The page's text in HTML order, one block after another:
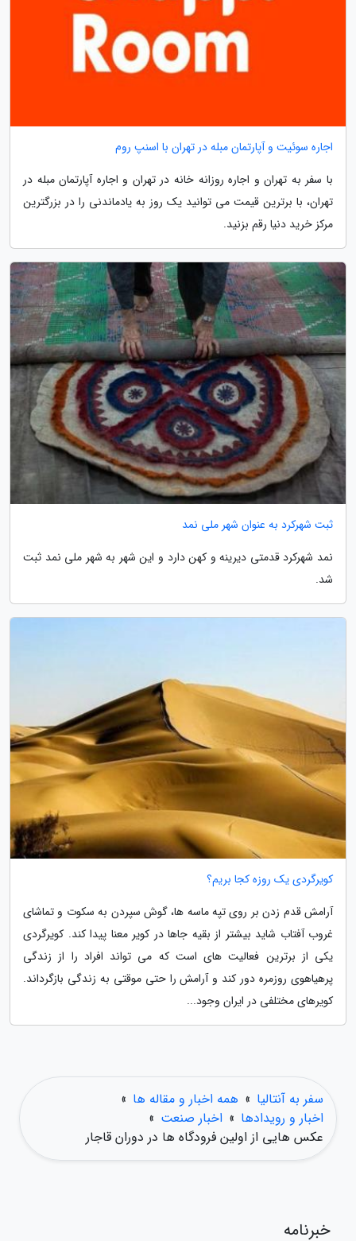
اجاره سوئیت و آپارتمان مبله در تهران با اسنپ روم
با سفر به تهران و اجاره روزانه خانه در تهران و اجاره آپارتمان مبله در
تهران، با برترین قیمت می توانید یک روز به یادماندنی را در بزرگترین
مرکز خرید دنیا رقم بزنید.
ثبت شهرکرد به عنوان شهر ملی نمد
نمد شهرکرد قدمتی دیرینه و کهن دارد و این شهر به شهر ملی نمد ثبت
شد.
کویرگردی یک روزه کجا بریم؟
آرامش قدم زدن بر روی تپه ماسه ها، گوش سپردن به سکوت و تماشای
غروب آفتاب شاید بیشتر از بقیه جاها در کویر معنا پیدا کند. کویرگردی
یکی از برترین فعالیت های است که می تواند افراد را از زندگی
پرهیاهوی روزمره دور کند و آرامش را حتی موقتی به زندگی بازگرداند.
کویرهای مختلفی در ایران وجود...
سفر به آنتالیا » همه اخبار و مقاله ها »
اخبار و رویدادها » اخبار صنعت »
عکس هایی از اولین فرودگاه ها در دوران قاجار
خبرنامه